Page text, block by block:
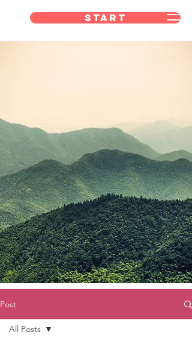
Start
Post
All Posts